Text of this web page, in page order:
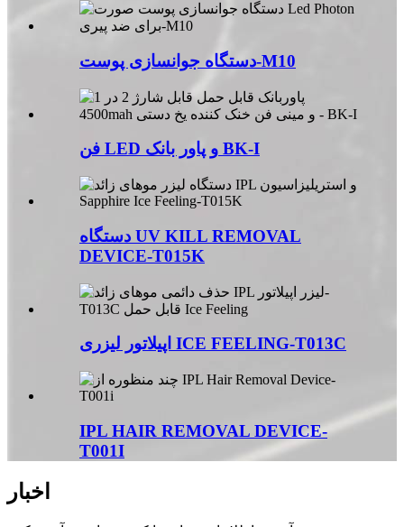
دستگاه جوانسازی پوست-M10
فن LED و پاور بانک BK-I
دستگاه UV KILL REMOVAL
DEVICE-T015K
اپیلاتور لیزری ICE FEELING-T013C
IPL HAIR REMOVAL DEVICE-
T001I
اخبار